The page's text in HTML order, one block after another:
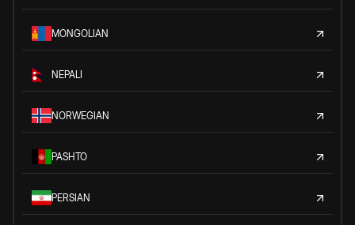
MONGOLIAN
NEPALI
NORWEGIAN
PASHTO
PERSIAN